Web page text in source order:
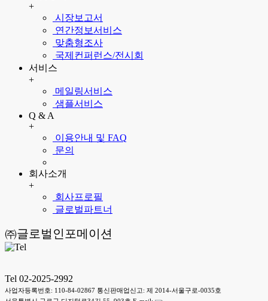
+
시장보고서
연간정보서비스
맞춤형조사
국제컨퍼런스/전시회
서비스
+
메일링서비스
샘플서비스
Q & A
+
이용안내 및 FAQ
문의
회사소개
+
회사프로필
글로벌파트너
㈜글로벌인포메이션
Tel 02-2025-2992
사업자등록번호: 110-84-02867 통신판매업신고: 제 2014-서울구로-0035호